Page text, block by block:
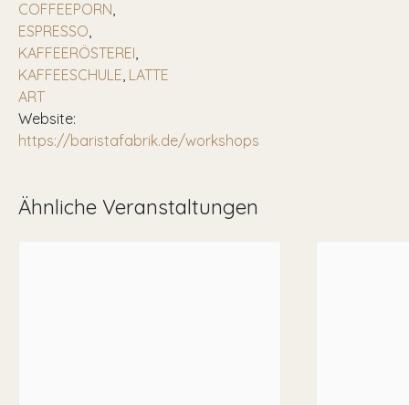
COFFEEPORN,
ESPRESSO,
KAFFEERÖSTEREI,
KAFFEESCHULE, LATTE
ART
Website:
https://baristafabrik.de/workshops
Ähnliche Veranstaltungen